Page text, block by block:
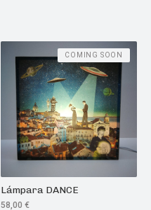
Lámpara DANCE
58,00 €
COMING SOON